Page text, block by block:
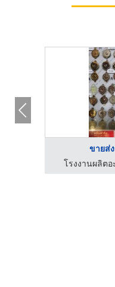
ขายส่
โรงงานผลิต